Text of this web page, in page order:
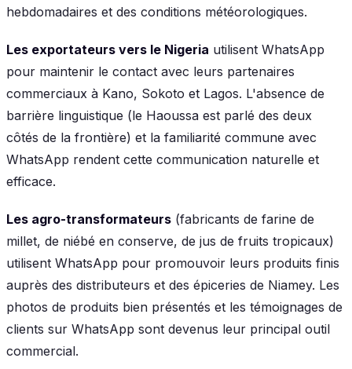
hebdomadaires et des conditions météorologiques.
Les exportateurs vers le Nigeria utilisent WhatsApp
pour maintenir le contact avec leurs partenaires
commerciaux à Kano, Sokoto et Lagos. L'absence de
barrière linguistique (le Haoussa est parlé des deux
côtés de la frontière) et la familiarité commune avec
WhatsApp rendent cette communication naturelle et
efficace.
Les agro-transformateurs (fabricants de farine de
millet, de niébé en conserve, de jus de fruits tropicaux)
utilisent WhatsApp pour promouvoir leurs produits finis
auprès des distributeurs et des épiceries de Niamey. Les
photos de produits bien présentés et les témoignages de
clients sur WhatsApp sont devenus leur principal outil
commercial.